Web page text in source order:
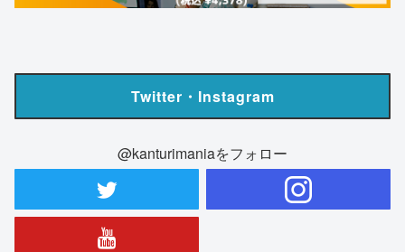
Twitter・Instagram
@kanturimaniaをフォロー